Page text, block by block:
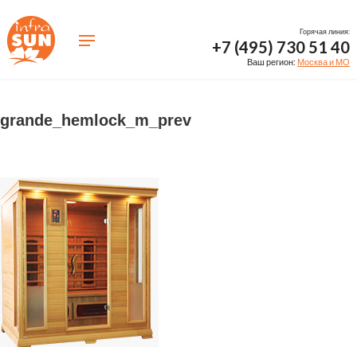
Горячая линия:
+7 (495) 730 51 40
Ваш регион: Москва и МО
grande_hemlock_m_prev